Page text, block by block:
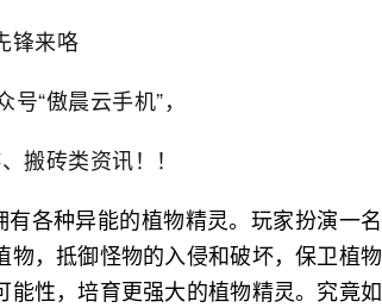
锋来咯
“傲晨云手机”，
搬砖类资讯！！
各种异能的植物精灵。玩家扮演一名
，抵御怪物的入侵和破坏，保卫植物
性，培育更强大的植物精灵。究竟如